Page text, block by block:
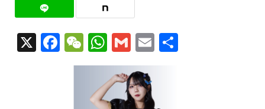
X Facebook
WeChat
WhatsApp
GmailEmail